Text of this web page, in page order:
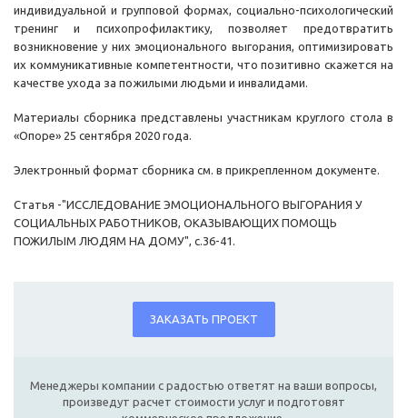
индивидуальной и групповой формах, социально-психологический
тренинг и психопрофилактику, позволяет предотвратить
возникновение у них эмоционального выгорания, оптимизировать
их коммуникативные компетентности, что позитивно скажется на
качестве ухода за пожилыми людьми и инвалидами.
Материалы сборника представлены участникам круглого стола в
«Опоре» 25 сентября 2020 года.
Электронный формат сборника см. в прикрепленном документе.
Статья -"ИССЛЕДОВАНИЕ ЭМОЦИОНАЛЬНОГО ВЫГОРАНИЯ У
СОЦИАЛЬНЫХ РАБОТНИКОВ, ОКАЗЫВАЮЩИХ ПОМОЩЬ
ПОЖИЛЫМ ЛЮДЯМ НА ДОМУ", с.36-41.
ЗАКАЗАТЬ ПРОЕКТ
Менеджеры компании с радостью ответят на ваши вопросы,
произведут расчет стоимости услуг и подготовят